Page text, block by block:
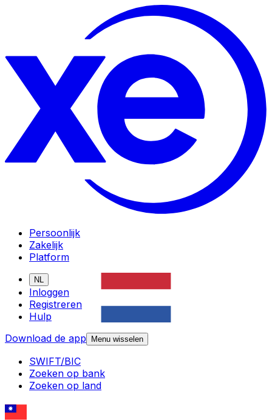
Persoonlijk
Zakelijk
Platform
NL
Inloggen
Registreren
Hulp
Download de app
Menu wisselen
SWIFT/BIC
Zoeken op bank
Zoeken op land